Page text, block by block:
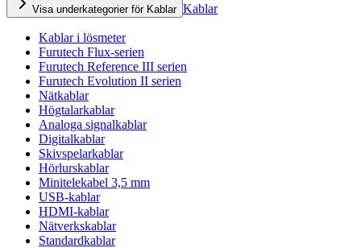
Visa underkategorier för Kablar Kablar
Kablar i lösmeter
Furutech Flux-serien
Furutech Reference III serien
Furutech Evolution II serien
Nätkablar
Högtalarkablar
Analoga signalkablar
Digitalkablar
Skivspelarkablar
Hörlurskablar
Minitelekabel 3,5 mm
USB-kablar
HDMI-kablar
Nätverkskablar
Standardkablar